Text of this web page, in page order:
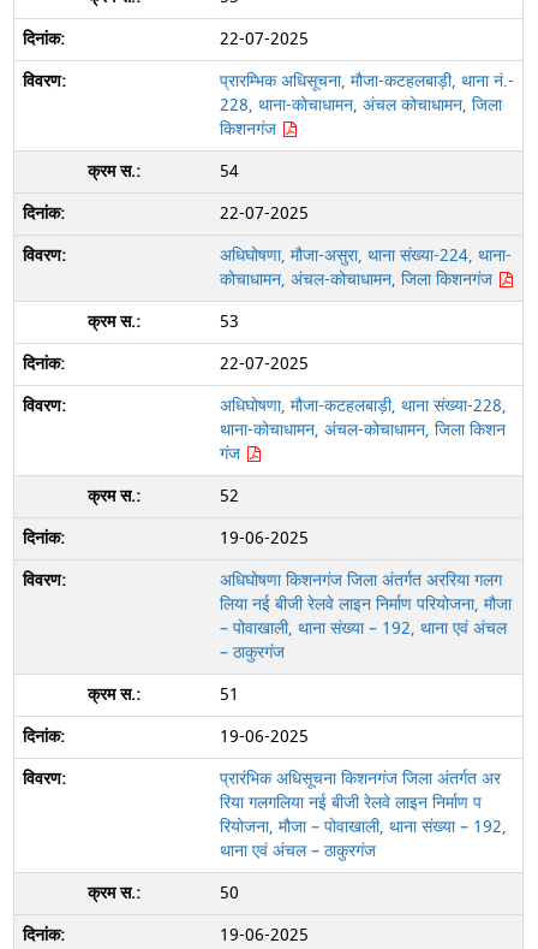
22-07-2025
प्रारम्भिक अधिसूचना, मौजा-कटहलबाड़ी, थाना नं.-
228, थाना-कोचाधामन, अंचल कोचाधामन, जिला
किशनगंज
54
22-07-2025
अधिघोषणा, मौजा-असुरा, थाना संख्या-224, थाना-
कोचाधामन, अंचल-कोचाधामन, जिला किशनगंज
53
22-07-2025
अधिघोषणा, मौजा-कटहलबाड़ी, थाना संख्या-228,
थाना-कोचाधामन, अंचल-कोचाधामन, जिला किशन
गंज
52
19-06-2025
अधिघोषणा किशनगंज जिला अंतर्गत अररिया गलग
लिया नई बीजी रेलवे लाइन निर्माण परियोजना, मौजा
– पोवाखाली, थाना संख्या – 192, थाना एवं अंचल
– ठाकुरगंज
51
19-06-2025
प्रारंभिक अधिसूचना किशनगंज जिला अंतर्गत अर
रिया गलगलिया नई बीजी रेलवे लाइन निर्माण प
रियोजना, मौजा – पोवाखाली, थाना संख्या – 192,
थाना एवं अंचल – ठाकुरगंज
50
19-06-2025